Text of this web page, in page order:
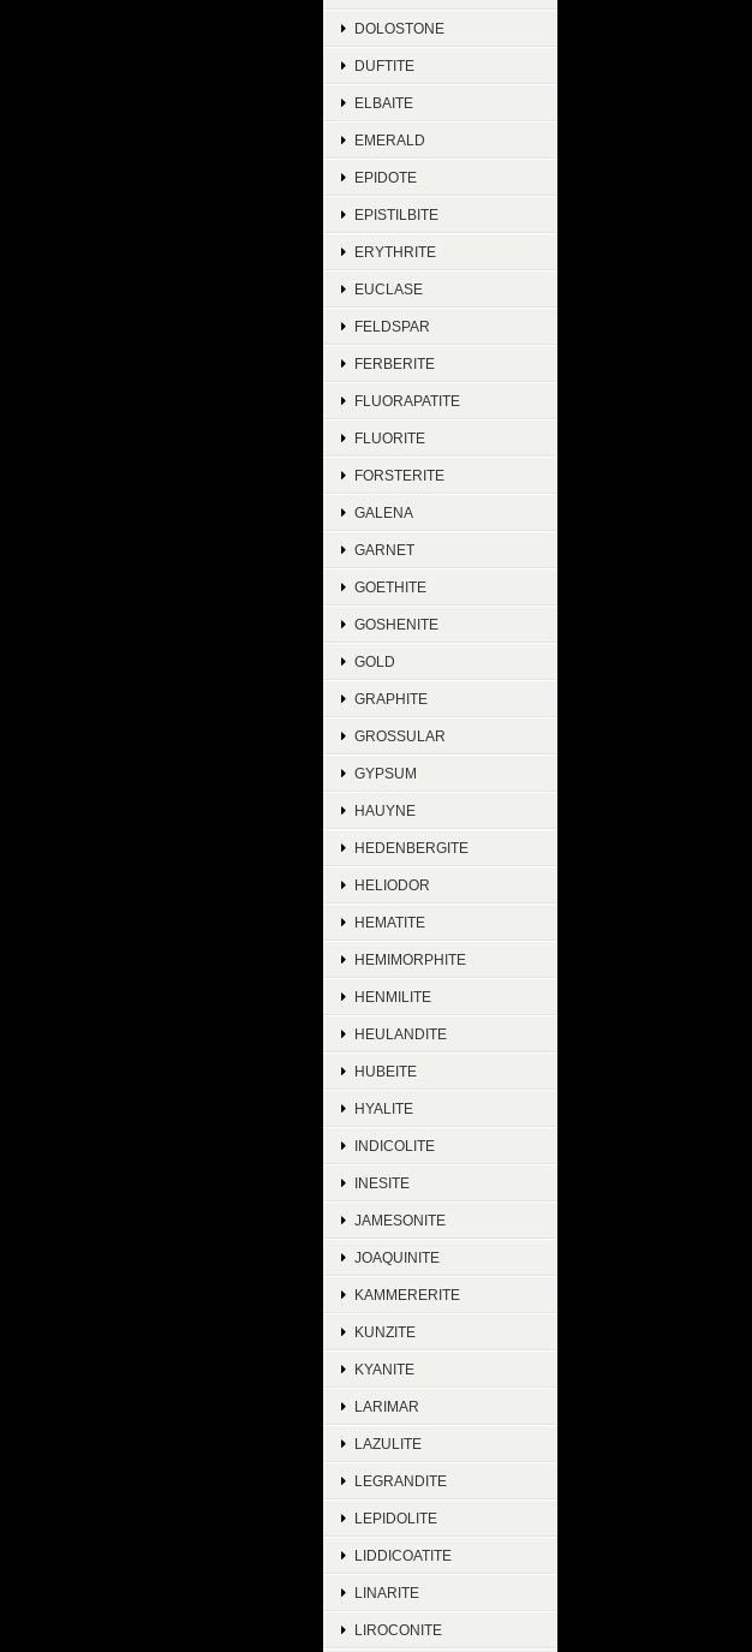
DOLOSTONE
DUFTITE
ELBAITE
EMERALD
EPIDOTE
EPISTILBITE
ERYTHRITE
EUCLASE
FELDSPAR
FERBERITE
FLUORAPATITE
FLUORITE
FORSTERITE
GALENA
GARNET
GOETHITE
GOSHENITE
GOLD
GRAPHITE
GROSSULAR
GYPSUM
HAUYNE
HEDENBERGITE
HELIODOR
HEMATITE
HEMIMORPHITE
HENMILITE
HEULANDITE
HUBEITE
HYALITE
INDICOLITE
INESITE
JAMESONITE
JOAQUINITE
KAMMERERITE
KUNZITE
KYANITE
LARIMAR
LAZULITE
LEGRANDITE
LEPIDOLITE
LIDDICOATITE
LINARITE
LIROCONITE